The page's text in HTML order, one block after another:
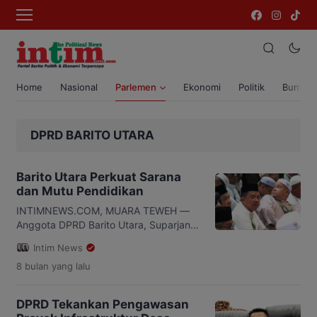
Home Nasional Parlemen Ekonomi Politik Bumi
DPRD BARITO UTARA
Barito Utara Perkuat Sarana
dan Mutu Pendidikan
INTIMNEWS.COM, MUARA TEWEH —
Anggota DPRD Barito Utara, Suparjan
peningkatan fasilitas pendidikan dan
mutu pembelajaran di seluruh sekolah,
pendidikan berkualitas menjadi fondasi
Intim News
8 bulan yang lalu
DPRD Tekankan Pengawasan